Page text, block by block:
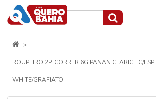
ROUPEIRO 2P. CORRER 6G PANAN CLARICE C/ESP
WHITE/GRAFIATO